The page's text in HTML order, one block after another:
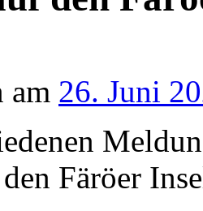
am 26. Juni
Färöer